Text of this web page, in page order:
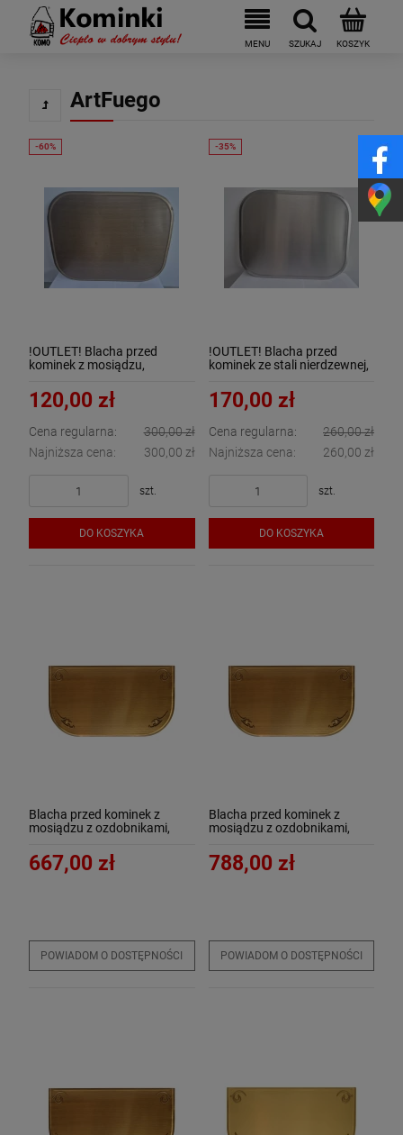
ArtFuego
!OUTLET! Blacha przed
kominek z mosiądzu,
!OUTLET!
120,00 zł
Cena regularna:
300,00 zł
Najniższa cena:
300,00 zł
szt.
DO KOSZYKA
!OUTLET! Blacha przed
kominek ze stali nierdzewnej,
170,00 zł
Cena regularna:
260,00 zł
Najniższa cena:
260,00 zł
szt.
DO KOSZYKA
Blacha przed kominek z
mosiądzu z ozdobnikami,
1501-3-PA
667,00 zł
POWIADOM O DOSTĘPNOŚCI
Blacha przed kominek z
mosiądzu z ozdobnikami,
1504-3-PA
788,00 zł
POWIADOM O DOSTĘPNOŚCI